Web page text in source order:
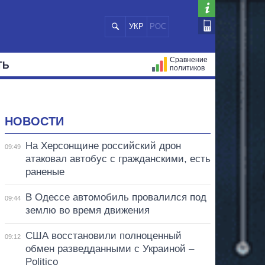
УКР РОС
Сравнение
политиков
НОВОСТИ
09:49
На Херсонщине российский дрон
атаковал автобус с гражданскими, есть
раненые
09:44
В Одессе автомобиль провалился под
землю во время движения
09:12
США восстановили полноценный
обмен разведданными с Украиной –
Politico